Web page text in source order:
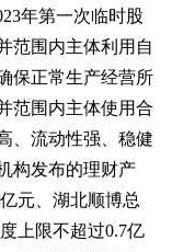
年第一次临时股
范围内主体利用自
保正常生产经营所
范围内主体使用合
、流动性强、稳健
构发布的理财产
元、湖北顺博总
上限不超过0.7亿